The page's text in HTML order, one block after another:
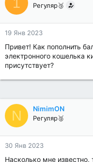
Регуляр🥉
19 Янв 2023
Привет! Как пополнить
электронного кошелька
присутствует?
N NimimON
Регуляр🥈
30 Янв 2023
Насколько мне известно,